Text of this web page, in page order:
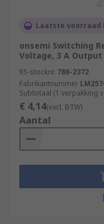
Laatste voorraad
onsemi Switching
Voltage, 3 A
RS-stocknr. 786-2372
Fabrikantnummer
Subtotaal (1 verpakking
€ 4,14(excl. BTW)
Aantal